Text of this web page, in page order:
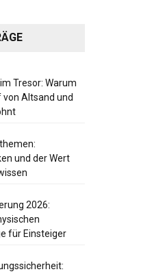
Tresor: Warum
Altsand und
und der Wert
2026:
für Einsteiger